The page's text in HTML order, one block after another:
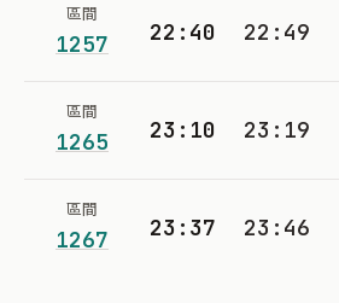
區間
1257 22:40 22:49
區間
1265 23:10 23:19
區間
1267 23:37 23:46